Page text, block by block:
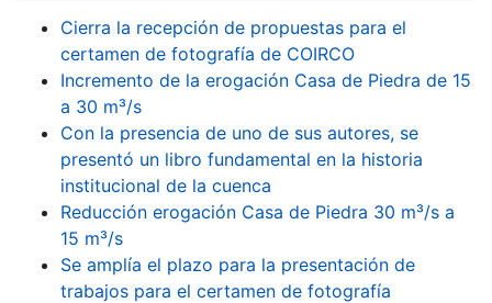
Cierra la recepción de propuestas para el
certamen de fotografía de COIRCO
Incremento de la erogación Casa de Piedra de 15
a 30 m³/s
Con la presencia de uno de sus autores, se
presentó un libro fundamental en la historia
institucional de la cuenca
Reducción erogación Casa de Piedra 30 m³/s a
15 m³/s
Se amplía el plazo para la presentación de
trabajos para el certamen de fotografía